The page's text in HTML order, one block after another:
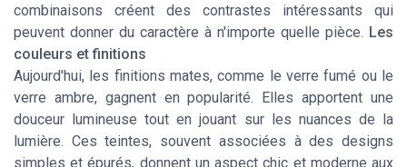
combinaisons créent des contrastes intéressants qui
peuvent donner du caractère à n'importe quelle pièce. Les
couleurs et finitions
Aujourd'hui, les finitions mates, comme le verre fumé ou le
verre ambre, gagnent en popularité. Elles apportent une
douceur lumineuse tout en jouant sur les nuances de la
lumière. Ces teintes, souvent associées à des designs
simples et épurés, donnent un aspect chic et moderne aux